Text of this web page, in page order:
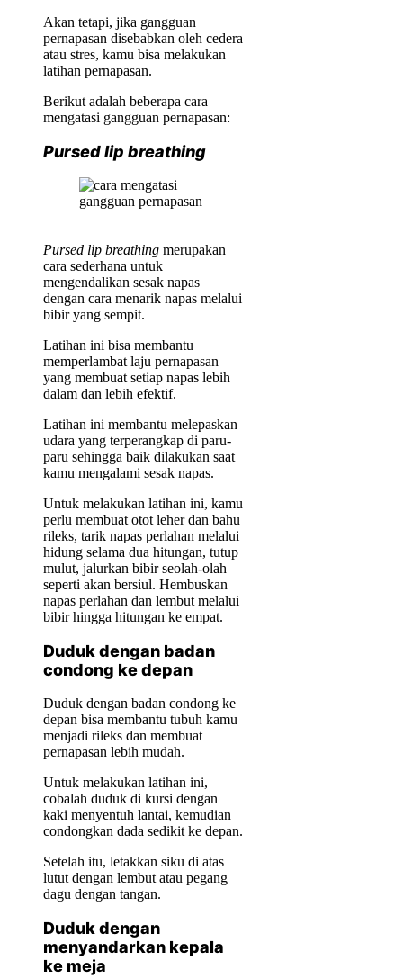
Akan tetapi, jika gangguan
pernapasan disebabkan oleh cedera
atau stres, kamu bisa melakukan
latihan pernapasan.
Berikut adalah beberapa cara
mengatasi gangguan pernapasan:
Pursed lip breathing
Pursed lip breathing merupakan
cara sederhana untuk
mengendalikan sesak napas
dengan cara menarik napas melalui
bibir yang sempit.
Latihan ini bisa membantu
memperlambat laju pernapasan
yang membuat setiap napas lebih
dalam dan lebih efektif.
Latihan ini membantu melepaskan
udara yang terperangkap di paru-
paru sehingga baik dilakukan saat
kamu mengalami sesak napas.
Untuk melakukan latihan ini, kamu
perlu membuat otot leher dan bahu
rileks, tarik napas perlahan melalui
hidung selama dua hitungan, tutup
mulut, jalurkan bibir seolah-olah
seperti akan bersiul. Hembuskan
napas perlahan dan lembut melalui
bibir hingga hitungan ke empat.
Duduk dengan badan
condong ke depan
Duduk dengan badan condong ke
depan bisa membantu tubuh kamu
menjadi rileks dan membuat
pernapasan lebih mudah.
Untuk melakukan latihan ini,
cobalah duduk di kursi dengan
kaki menyentuh lantai, kemudian
condongkan dada sedikit ke depan.
Setelah itu, letakkan siku di atas
lutut dengan lembut atau pegang
dagu dengan tangan.
Duduk dengan
menyandarkan kepala
ke meja